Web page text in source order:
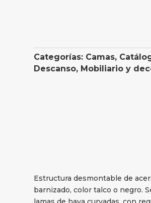
Categorías: Camas,
Descanso, Mobiliario y
Estructura desmontable de
barnizado, color talco o negro.